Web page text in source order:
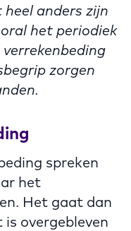
anders zijn
het periodiek
zorgen
spreken
het
Het gaat dan
overgebleven